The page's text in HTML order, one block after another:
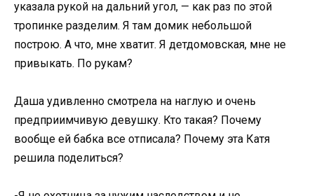
указала рукой на дальний угол, — как раз по этой
тропинке разделим. Я там домик небольшой
построю. А что, мне хватит. Я детдомовская, мне не
привыкать. По рукам?
Даша удивленно смотрела на наглую и очень
предприимчивую девушку. Кто такая? Почему
вообще ей бабка все отписала? Почему эта Катя
решила поделиться?